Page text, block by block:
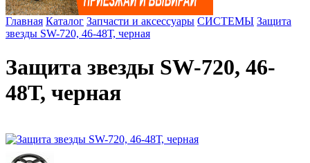
Главная Каталог Запчасти и аксессуары СИСТЕМЫ Защита
звезды SW-720, 46-48Т, черная
Защита звезды SW-720, 46-
48Т, черная